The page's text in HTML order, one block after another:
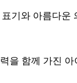
기와 아름다운
을 함께 가진 아